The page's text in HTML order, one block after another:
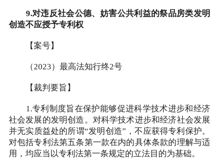
9.对违反社会公德、妨害公共利益的祭品房类发明
创造不应授予专利权
【案号】
（2023）最高法知行终2号
【裁判要旨】
1.专利制度旨在保护能够促进科学技术进步和经济
社会发展的发明创造。对科学技术进步和经济社会发展
并无实质益处的所谓“发明创造”，不应获得专利保护。
对包括专利法第五条第一款在内的具体条款的理解与适
用，均应当以专利法第一条规定的立法目的为基础。